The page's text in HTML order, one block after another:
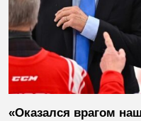
«Оказался врагом